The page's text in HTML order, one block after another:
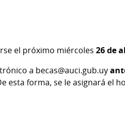
el próximo miércoles 26 de
a becas@auci.gub.uy
esta forma, se le asignará el